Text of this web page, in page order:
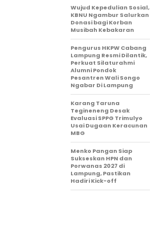
Wujud Kepedulian Sosial,
KBNU Ngambur Salurkan
Donasi bagi Korban
Musibah Kebakaran
Pengurus HKPW Cabang
Lampung Resmi Dilantik,
Perkuat Silaturahmi
Alumni Pondok
Pesantren Wali Songo
Ngabar Di Lampung
Karang Taruna
Tegineneng Desak
Evaluasi SPPG Trimulyo
Usai Dugaan Keracunan
MBG
Menko Pangan Siap
Sukseskan HPN dan
Porwanas 2027 di
Lampung, Pastikan
Hadiri Kick-off